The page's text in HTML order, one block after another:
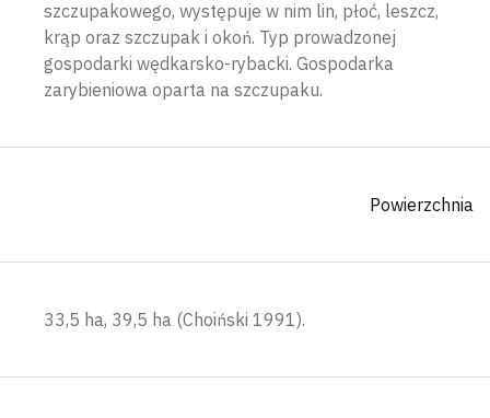
szczupakowego, występuje w nim lin, płoć, leszcz,
krąp oraz szczupak i okoń. Typ prowadzonej
gospodarki wędkarsko-rybacki. Gospodarka
zarybieniowa oparta na szczupaku.
Powierzchnia
33,5 ha, 39,5 ha (Choiński 1991).